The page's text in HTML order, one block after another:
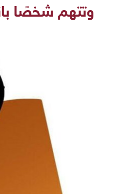
وتتهم شخصًا